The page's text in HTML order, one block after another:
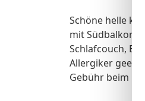
Schöne helle
mit Südbalkon,
Schlafcouch,
Allergiker
Gebühr beim